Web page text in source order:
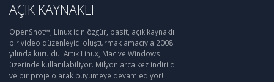
AÇIK KAYNAKLI
OpenShot™; Linux için özgür, basit, açık kaynaklı
bir video düzenleyici oluşturmak amacıyla 2008
yılında kuruldu. Artık Linux, Mac ve Windows
üzerinde kullanılabiliyor. Milyonlarca kez indirildi
ve bir proje olarak büyümeye devam ediyor!